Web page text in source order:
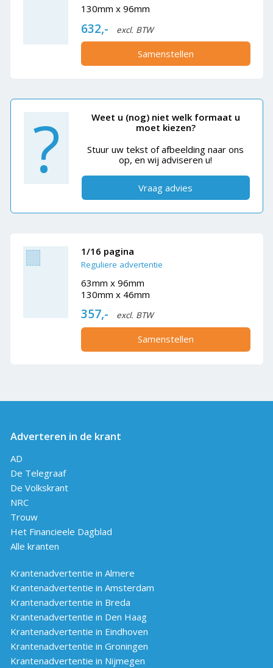
130mm x 96mm
632,- excl. BTW
Samenstellen
?
Weet u (nog) niet welk formaat u
moet kiezen?
Stuur uw tekst of afbeelding naar ons
op, en wij adviseren u!
Vraag advies
1/16 pagina
Reguliere advertentie
63mm x 96mm
130mm x 46mm
357,- excl. BTW
Samenstellen
Adverteren in de krant
AD
De Telegraaf
De Volkskrant
NRC
Trouw
Het Financieele Dagblad
Alle kranten
Krantenadvertentie in Almere
Krantenadvertentie in Amsterdam
Krantenadvertentie in Breda
Krantenadvertentie in Den Haag
Krantenadvertentie in Eindhoven
Krantenadvertentie in Groningen
Krantenadvertentie in Nijmegen